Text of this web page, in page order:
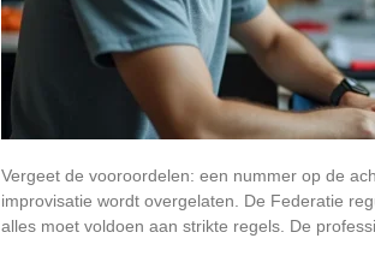
Vergeet de vooroordelen: een nummer op de
improvisatie wordt overgelaten. De Federatie
alles moet voldoen aan strikte regels. De